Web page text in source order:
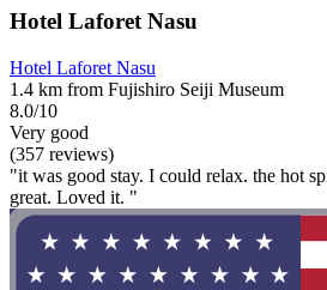
Hotel Laforet Nasu
Hotel Laforet Nasu
1.4 km from Fujishiro Seiji Museum
8.0/10
Very good
(357 reviews)
"it was good stay. I could relax. the hot
great. Loved it. "